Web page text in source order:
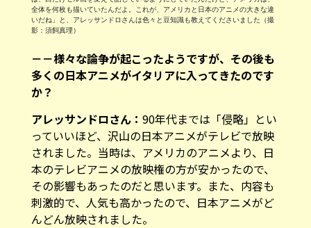
全体を何枚も描いていたんだよ。これが、アメリカと日本のアニメの大きな違
いだね」と、アレッサンドロさんは色々と豆知識も教えてくださいました（撮
影：須飼真理）
－－様々な論争が起こったようですが、その後も
多くの日本アニメがイタリアに入ってきたのです
か？
アレッサンドロさん： 90年代までは「侵略」とい
っていいほど、沢山の日本アニメがテレビで放映
されました。当時は、アメリカのアニメより、日
本のテレビアニメの放映権の方が安かったので、
その影響もあったのだと思います。また、内容も
刺激的で、人気も高かったので、日本アニメがど
んどん放映されました。